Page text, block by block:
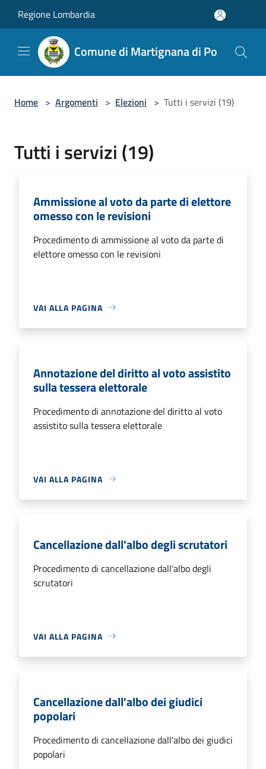
Regione Lombardia
Comune di Martignana di Po
Home > Argomenti > Elezioni > Tutti i servizi (19)
Tutti i servizi (19)
Ammissione al voto da parte di elettore
omesso con le revisioni
Procedimento di ammissione al voto da parte di
elettore omesso con le revisioni
VAI ALLA PAGINA
Annotazione del diritto al voto assistito
sulla tessera elettorale
Procedimento di annotazione del diritto al voto
assistito sulla tessera elettorale
VAI ALLA PAGINA
Cancellazione dall'albo degli scrutatori
Procedimento di cancellazione dall'albo degli
scrutatori
VAI ALLA PAGINA
Cancellazione dall'albo dei giudici
popolari
Procedimento di cancellazione dall'albo dei giudici
popolari